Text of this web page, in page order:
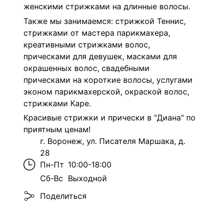
женскими стрижками на длинные волосы.
Также мы занимаемся: стрижкой Теннис,
стрижками от мастера парикмахера,
креативными стрижками волос,
прическами для девушек, масками для
окрашенных волос, свадебными
прическами на короткие волосы, услугами
эконом парикмахерской, окраской волос,
стрижками Каре.
Красивые стрижки и прически в "Диана" по
приятным ценам!
г. Воронеж, ул. Писателя Маршака, д.
28
Пн-Пт 10:00-18:00
Сб-Вс Выходной
Поделиться